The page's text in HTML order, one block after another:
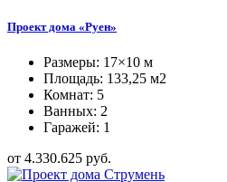
Проект дома «Руен»
Размеры: 17×10 м
Площадь: 133,25 м2
Комнат: 5
Ванных: 2
Гаражей: 1
от 4.330.625 руб.